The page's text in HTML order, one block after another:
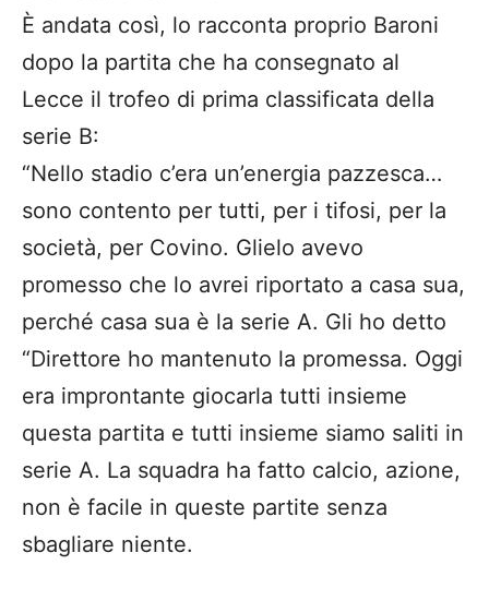
È andata così, lo racconta proprio Baroni
dopo la partita che ha consegnato al
Lecce il trofeo di prima classificata della
serie B:
“Nello stadio c’era un’energia pazzesca…
sono contento per tutti, per i tifosi, per la
società, per Covino. Glielo avevo
promesso che lo avrei riportato a casa sua,
perché casa sua è la serie A. Gli ho detto
“Direttore ho mantenuto la promessa. Oggi
era improntante giocarla tutti insieme
questa partita e tutti insieme siamo saliti in
serie A. La squadra ha fatto calcio, azione,
non è facile in queste partite senza
sbagliare niente.